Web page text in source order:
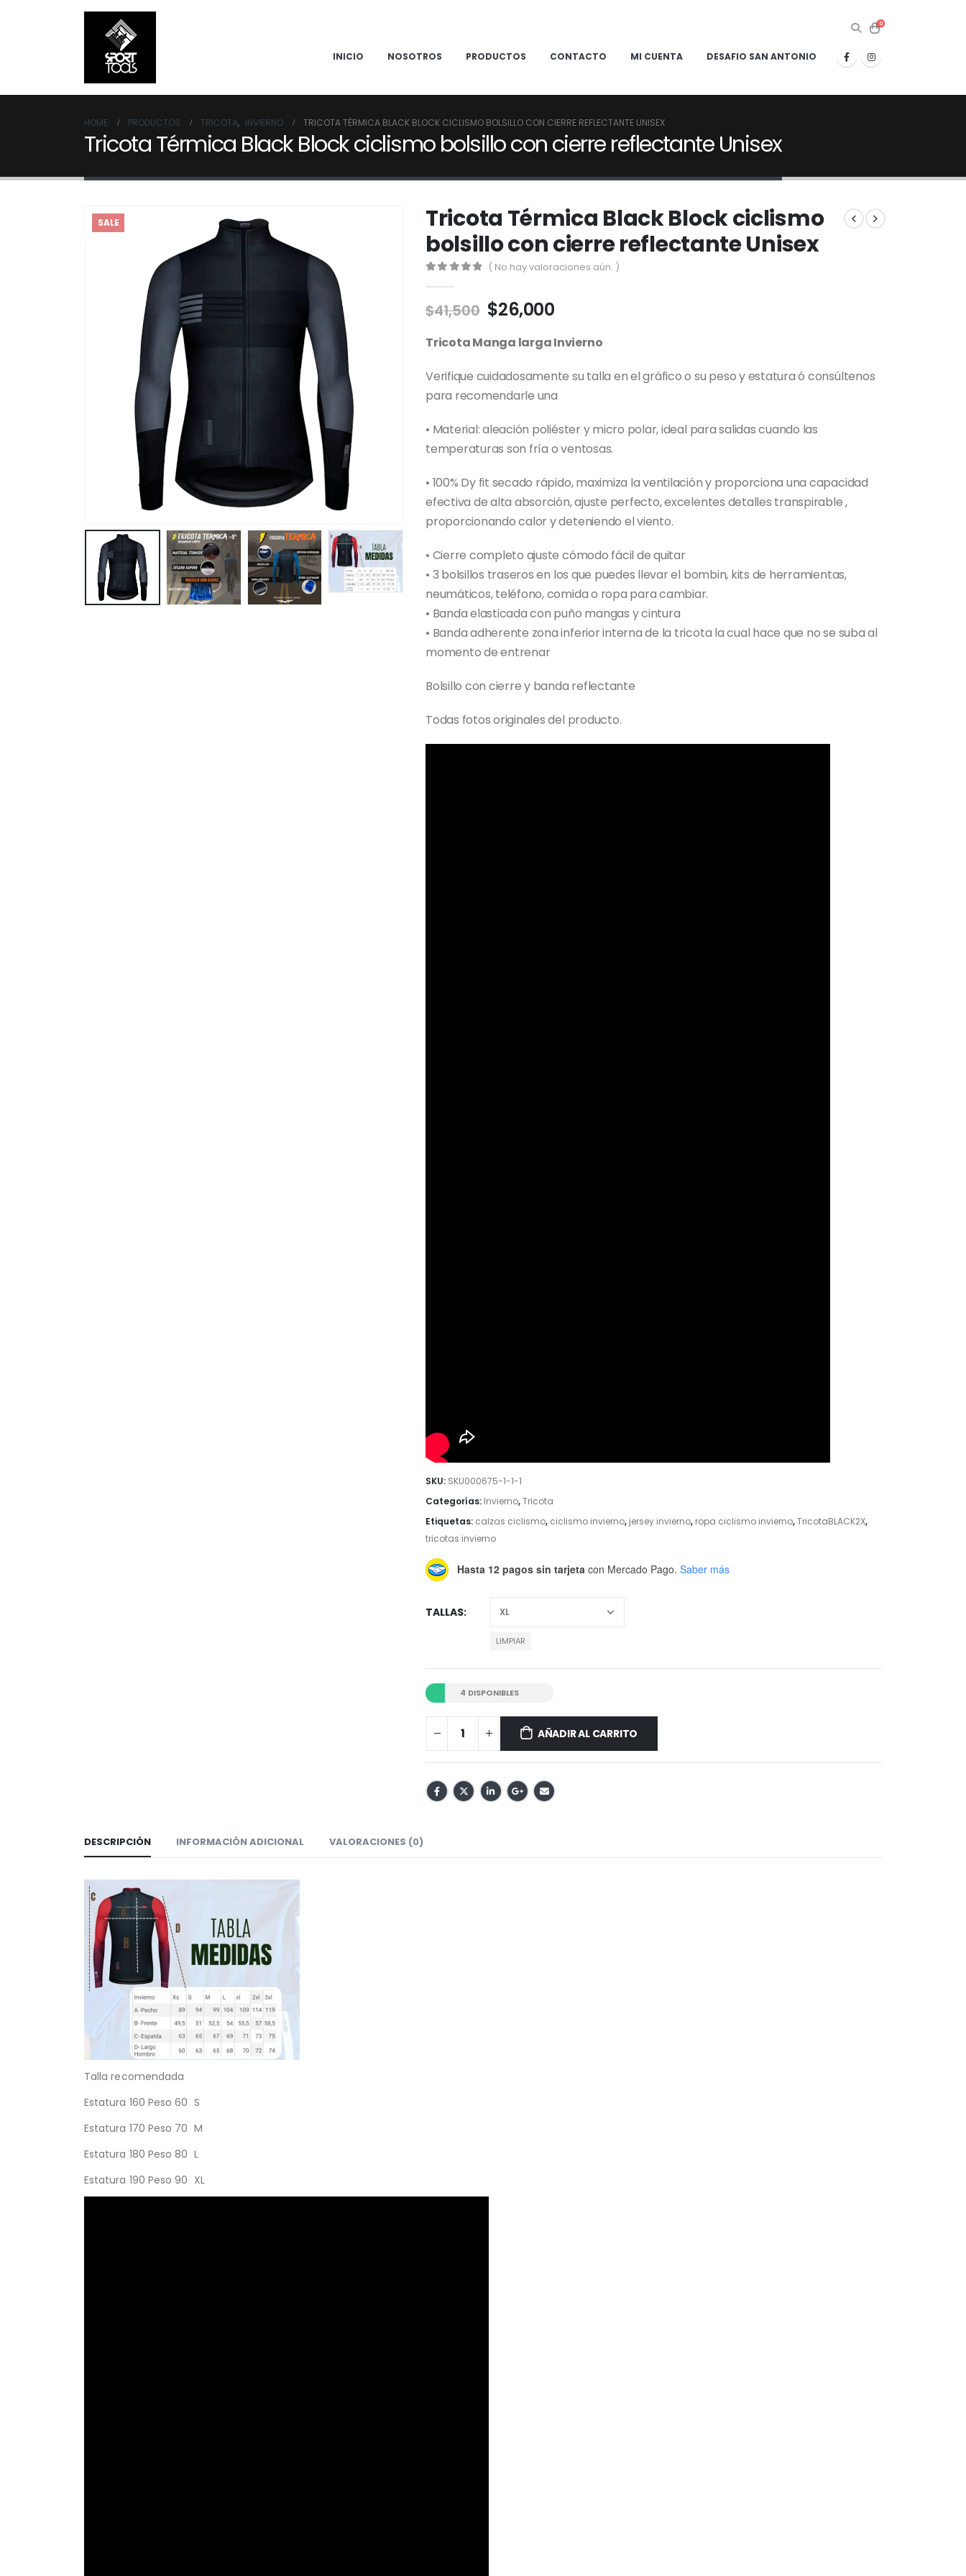
0
INICIO NOSOTROS PRODUCTOS CONTACTO MI CUENTA DESAFIO SAN ANTONIO
HOME PRODUCTOS TRICOTA, INVIERNO TRICOTA TÉRMICA BLACK BLOCK CICLISMO BOLSILLO CON CIERRE REFLECTANTE UNISEX
Tricota Térmica Black Block ciclismo bolsillo con cierre reflectante Unisex
SALE
Tricota Térmica Black Block ciclismo
bolsillo con cierre reflectante Unisex
( No hay valoraciones aún. )
$41,500 El
precio
original
$41,500.
$26,000El
actual
$26,000.
Tricota Manga larga Invierno
Verifique cuidadosamente su talla en el gráfico o su peso y estatura ó consúltenos
para recomendarle una
• Material: aleación poliéster y micro polar, ideal para salidas cuando las
temperaturas son fría o ventosas.
• 100% Dy fit secado rápido, maximiza la ventilación y proporciona una capacidad
efectiva de alta absorción, ajuste perfecto, excelentes detalles transpirable ,
proporcionando calor y deteniendo el viento.
• Cierre completo ajuste cómodo fácil de quitar
• 3 bolsillos traseros en los que puedes llevar el bombin, kits de herramientas,
neumáticos, teléfono, comida o ropa para cambiar.
• Banda elasticada con puño mangas y cintura
• Banda adherente zona inferior interna de la tricota la cual hace que no se suba al
momento de entrenar
Bolsillo con cierre y banda reflectante
Todas fotos originales del producto.
SKU: SKU000675-1-1-1
Categorías: Invierno,Tricota
Etiquetas: calzas ciclismo, ciclismo invierno, jersey invierno, ropa ciclismo invierno,TricotaBLACK2X,
tricotas invierno
Hasta 12 pagos sin tarjeta con Mercado Pago. Saber más
TALLAS
LIMPIAR
4 DISPONIBLES
AÑADIR AL CARRITO
DESCRIPCIÓN INFORMACIÓN ADICIONAL VALORACIONES (0)
Talla recomendada
Estatura 160 Peso 60 S
Estatura 170 Peso 70 M
Estatura 180 Peso 80 L
Estatura 190 Peso 90 XL